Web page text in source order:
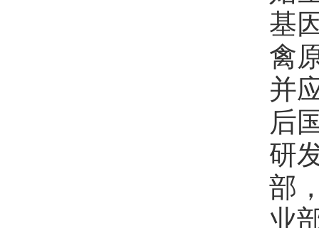
基
禽
并
后
研
部
业